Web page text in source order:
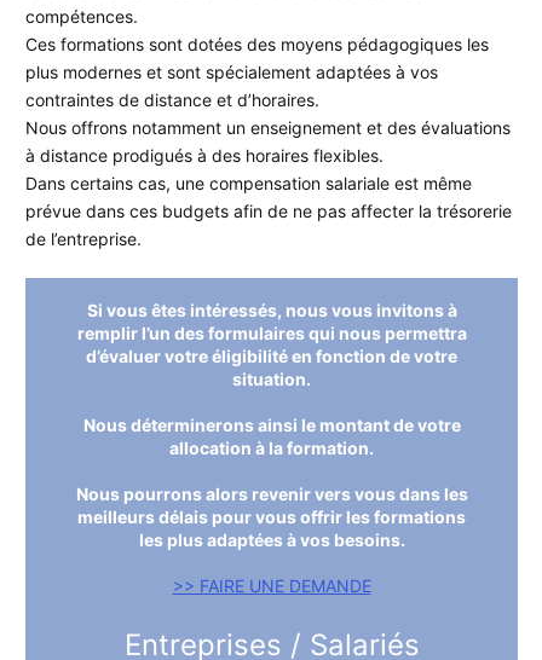
compétences.
Ces formations sont dotées des moyens pédagogiques les
plus modernes et sont spécialement adaptées à vos
contraintes de distance et d’horaires.
Nous offrons notamment un enseignement et des évaluations
à distance prodigués à des horaires flexibles.
Dans certains cas, une compensation salariale est même
prévue dans ces budgets afin de ne pas affecter la trésorerie
de l’entreprise.
Si vous êtes intéressés, nous vous invitons à
remplir l’un des formulaires qui nous permettra
d’évaluer votre éligibilité en fonction de votre
situation.
Nous déterminerons ainsi le montant de votre
allocation à la formation.
Nous pourrons alors revenir vers vous dans les
meilleurs délais pour vous offrir les formations
les plus adaptées à vos besoins.
>> FAIRE UNE DEMANDE
Entreprises / Salariés